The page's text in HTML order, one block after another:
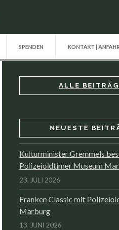
SPENDEN KONTAKT |
ALLE
NEUESTE
Kulturminister Gremmels
Polizeioldtimer Museum
23. JULI 2026
Franken Classic mit
Marburg
13. JUNI 2026